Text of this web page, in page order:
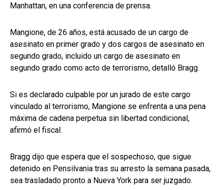
Manhattan, en una conferencia de prensa.
Mangione, de 26 años, está acusado de un cargo de
asesinato en primer grado y dos cargos de asesinato en
segundo grado, incluido un cargo de asesinato en
segundo grado como acto de terrorismo, detalló Bragg.
Si es declarado culpable por un jurado de este cargo
vinculado al terrorismo, Mangione se enfrenta a una pena
máxima de cadena perpetua sin libertad condicional,
afirmó el fiscal.
Bragg dijo que espera que el sospechoso, que sigue
detenido en Pensilvania tras su arresto la semana pasada,
sea trasladado pronto a Nueva York para ser juzgado.